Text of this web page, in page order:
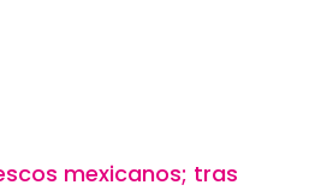
mexicanos; tras